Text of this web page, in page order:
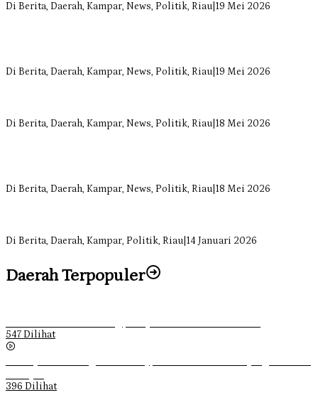
Di Berita, Daerah, Kampar, News, Politik, Riau 19 Mei 2026
Di Berita, Daerah, Kampar, News, Politik, Riau 19 Mei 2026
Di Berita, Daerah, Kampar, News, Politik, Riau 18 Mei 2026
Di Berita, Daerah, Kampar, News, Politik, Riau 18 Mei 2026
Di Berita, Daerah, Kampar, Politik, Riau 14 Januari 2026
Daerah Terpopuler
547 Dilihat
396 Dilihat